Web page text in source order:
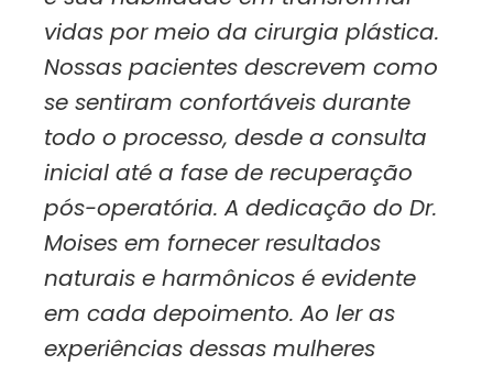
vidas por meio da cirurgia plástica.
Nossas pacientes descrevem como
se sentiram confortáveis durante
todo o processo, desde a consulta
inicial até a fase de recuperação
pós-operatória. A dedicação do Dr.
Moises em fornecer resultados
naturais e harmônicos é evidente
em cada depoimento. Ao ler as
experiências dessas mulheres